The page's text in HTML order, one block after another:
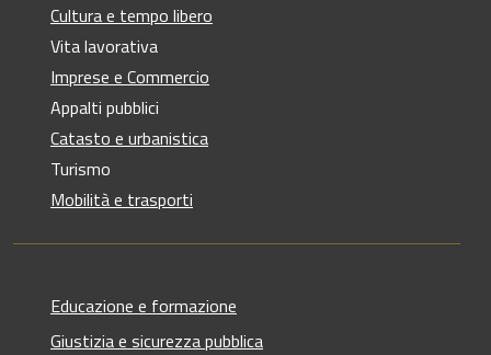
Cultura e tempo libero
Vita lavorativa
Imprese e Commercio
Appalti pubblici
Catasto e urbanistica
Turismo
Mobilità e trasporti
Educazione e formazione
Giustizia e sicurezza pubblica